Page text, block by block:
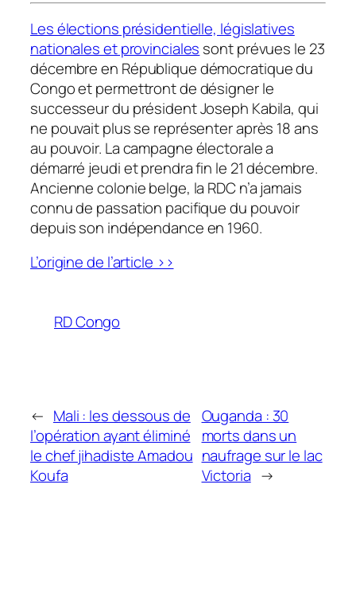
Les élections présidentielle, législatives
nationales et provinciales sont prévues le 23
décembre en République démocratique du
Congo et permettront de désigner le
successeur du président Joseph Kabila, qui
ne pouvait plus se représenter après 18 ans
au pouvoir. La campagne électorale a
démarré jeudi et prendra fin le 21 décembre.
Ancienne colonie belge, la RDC n’a jamais
connu de passation pacifique du pouvoir
depuis son indépendance en 1960.
L’origine de l’article >>
RD Congo
← Mali : les dessous de
l’opération ayant éliminé
le chef jihadiste Amadou
Koufa
Ouganda : 30
morts dans un
naufrage sur le lac
Victoria →